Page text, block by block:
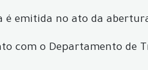
é emitida no ato da
com o Departamento de